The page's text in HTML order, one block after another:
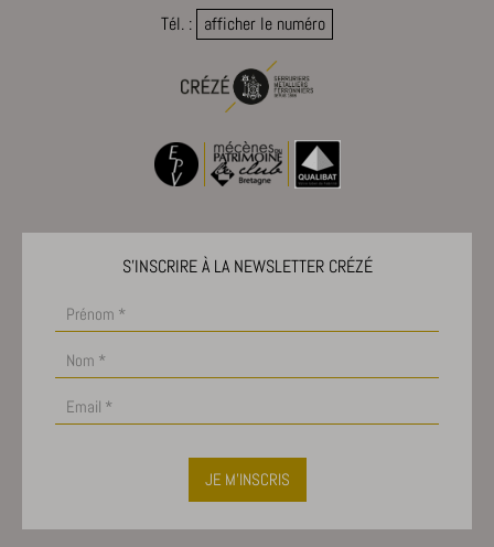
Tél. : afficher le numéro
S'INSCRIRE À LA NEWSLETTER CRÉZÉ
JE M'INSCRIS